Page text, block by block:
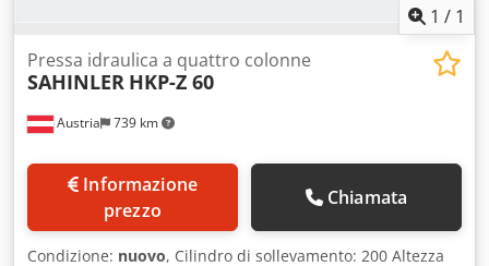
1 / 1
Austria 739 km
Pressa idraulica a quattro colonne
SAHINLER HKP-Z 60
prezzo
Chiamata
Condizione: nuovo, Cilindro di sollevamento: 200 Altezza